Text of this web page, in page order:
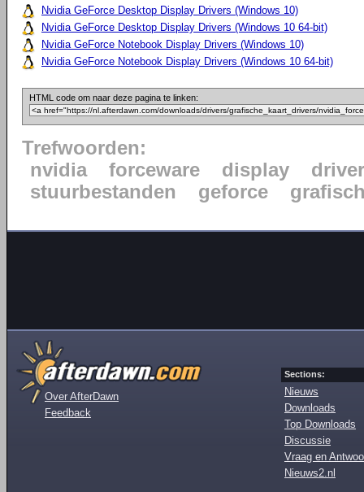
Nvidia GeForce Desktop Display Drivers (Windows 10)
Nvidia GeForce Desktop Display Drivers (Windows 10 64-bit)
Nvidia GeForce Notebook Display Drivers (Windows 10)
Nvidia GeForce Notebook Display Drivers (Windows 10 64-bit)
HTML code om naar deze pagina te linken:
Trefwoorden:
nvidia
forceware display
driver
stuurbestanden
geforce
Over AfterDawn
Feedback
Sections:
Nieuws
Downloads
Top Downloads
Discussie
Vraag en
Nieuws2.nl